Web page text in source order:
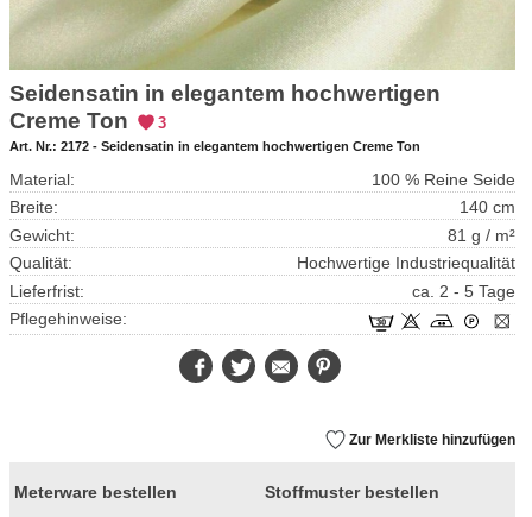
Seidensatin in elegantem hochwertigen
Creme Ton
3
Art. Nr.: 2172 - Seidensatin in elegantem hochwertigen Creme Ton
Material:
100 % Reine Seide
Breite:
140 cm
Gewicht:
81 g / m²
Qualität:
Hochwertige Industriequalität
Lieferfrist:
ca. 2 - 5 Tage
Pflegehinweise:
FacebookTwitter E-
Mail
Zur Merkliste hinzufügen
Meterware bestellen Stoffmuster bestellen